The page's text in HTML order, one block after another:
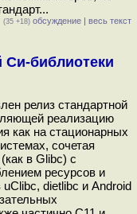
(35 +18) обсуждение | весь текст
Си-библиотеки
релиз стандартной
реализацию
как на стационарных
сочетая
в Glibc) с
ресурсов и
dietlibc и Android